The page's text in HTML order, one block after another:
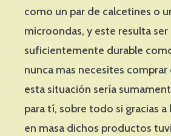
como un par de calcetines o
microondas, y este resulta ser
suficientemente durable
nunca mas necesites comprar
esta situación sería
para tí, sobre todo si gracias
en masa dichos productos